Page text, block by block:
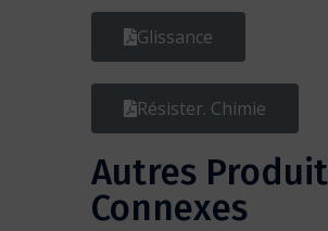
Glissance
Résister. Chimie
Autres
Connexes